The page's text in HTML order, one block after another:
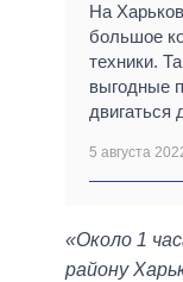
На
большое
техники.
выгодные
двигаться
5 августа
«Около 1
району